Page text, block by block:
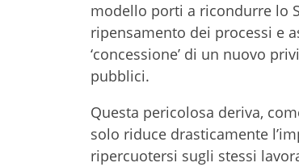
modello porti a ricondurre lo
ripensamento dei processi e
‘concessione’ di un nuovo
pubblici.
Questa pericolosa deriva,
solo riduce drasticamente
ripercuotersi sugli stessi